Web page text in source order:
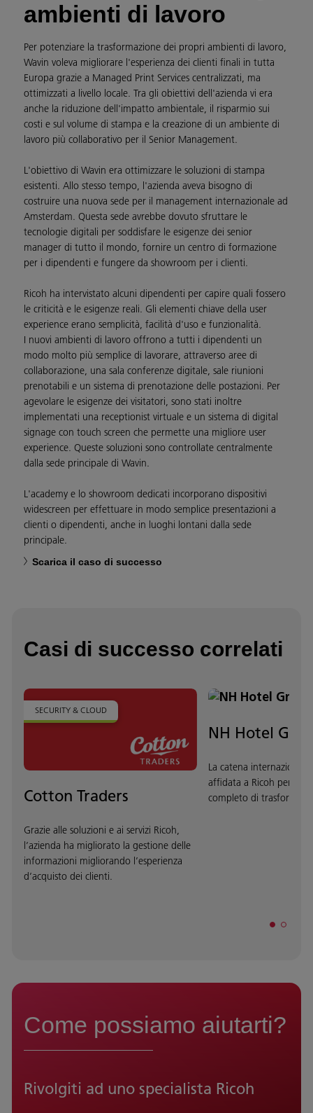
ambienti di lavoro
Per potenziare la trasformazione dei propri ambienti di lavoro,
Wavin voleva migliorare l'esperienza dei clienti finali in tutta
Europa grazie a Managed Print Services centralizzati, ma
ottimizzati a livello locale. Tra gli obiettivi dell'azienda vi era
anche la riduzione dell'impatto ambientale, il risparmio sui
costi e sul volume di stampa e la creazione di un ambiente di
lavoro più collaborativo per il Senior Management.
L'obiettivo di Wavin era ottimizzare le soluzioni di stampa
esistenti. Allo stesso tempo, l'azienda aveva bisogno di
costruire una nuova sede per il management internazionale ad
Amsterdam. Questa sede avrebbe dovuto sfruttare le
tecnologie digitali per soddisfare le esigenze dei senior
manager di tutto il mondo, fornire un centro di formazione
per i dipendenti e fungere da showroom per i clienti.
Ricoh ha intervistato alcuni dipendenti per capire quali fossero
le criticità e le esigenze reali. Gli elementi chiave della user
experience erano semplicità, facilità d'uso e funzionalità.
I nuovi ambienti di lavoro offrono a tutti i dipendenti un
modo molto più semplice di lavorare, attraverso aree di
collaborazione, una sala conferenze digitale, sale riunioni
prenotabili e un sistema di prenotazione delle postazioni. Per
agevolare le esigenze dei visitatori, sono stati inoltre
implementati una receptionist virtuale e un sistema di digital
signage con touch screen che permette una migliore user
experience. Queste soluzioni sono controllate centralmente
dalla sede principale di Wavin.
L'academy e lo showroom dedicati incorporano dispositivi
widescreen per effettuare in modo semplice presentazioni a
clienti o dipendenti, anche in luoghi lontani dalla sede
principale.
Scarica il caso di successo
Casi di successo correlati
SECURITY & CLOUD
Cotton Traders
Grazie alle soluzioni e ai servizi Ricoh,
l’azienda ha migliorato la gestione delle
informazioni migliorando l’esperienza
d’acquisto dei clienti.
NH Hotel
La catena
affidata a Ricoh per un
completo di
Come possiamo aiutarti?
Rivolgiti ad uno specialista Ricoh